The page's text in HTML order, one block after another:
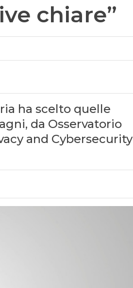
chiare”
ha scelto quelle
da Osservatorio
and Cybersecurity